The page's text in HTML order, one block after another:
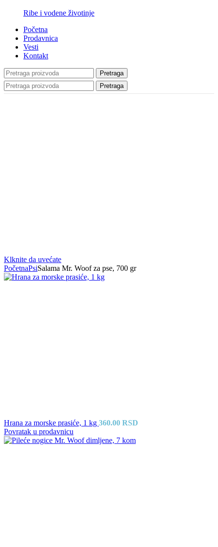
Ribe i vodene životinje
Početna
Prodavnica
Vesti
Kontakt
Pretraga
Pretraga
Klknite da uvećate
PočetnaPsiSalama Mr. Woof za pse, 700 gr
Hrana za morske prasiće, 1 kg 360.00 RSD
Povratak u prodavnicu